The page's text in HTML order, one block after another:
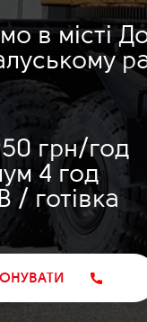
в місті
грн/год
4 год
/ готівка